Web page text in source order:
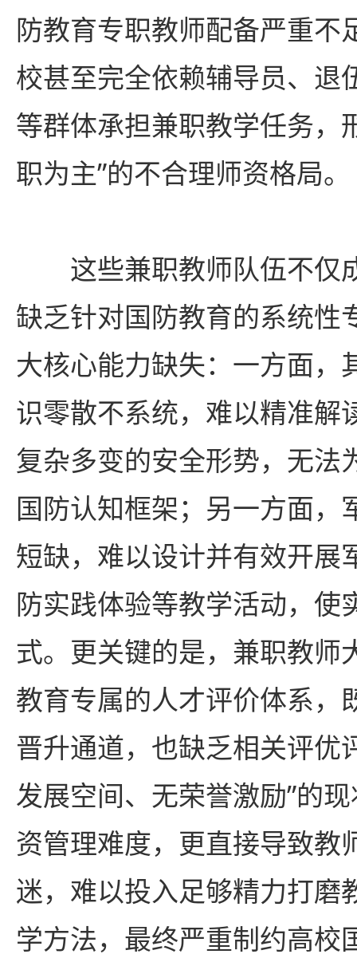
防教育专职教师配备严重不
校甚至完全依赖辅导员、退
等群体承担兼职教学任务，
职为主”的不合理师资格局。
这些兼职教师队伍不仅
缺乏针对国防教育的系统性
大核心能力缺失：一方面，
识零散不系统，难以精准解
复杂多变的安全形势，无法
国防认知框架；另一方面，
短缺，难以设计并有效开展
防实践体验等教学活动，使
式。更关键的是，兼职教师
教育专属的人才评价体系，
晋升通道，也缺乏相关评优
发展空间、无荣誉激励”的
资管理难度，更直接导致教
迷，难以投入足够精力打磨
学方法，最终严重制约高校